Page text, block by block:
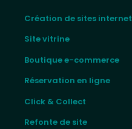
Création de sites internet
Site vitrine
Boutique e-commerce
Réservation en ligne
Click & Collect
Refonte de site